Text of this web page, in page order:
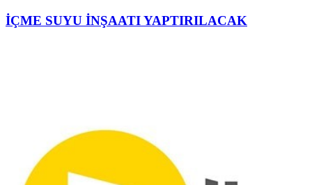
İÇME SUYU İNŞAATI YAPTIRILACAK